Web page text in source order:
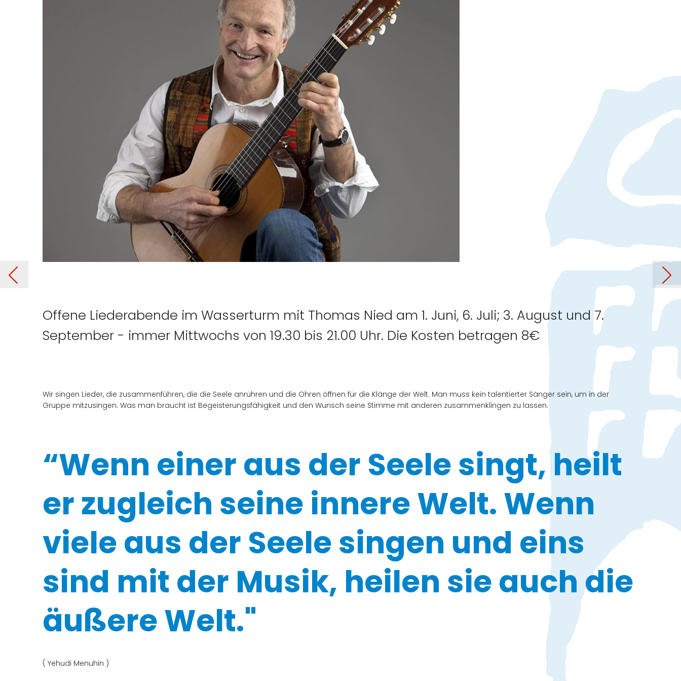
Offene Liederabende im Wasserturm mit Thomas Nied am 1. Juni, 6. Juli; 3. August und 7.
September - immer Mittwochs von 19.30 bis 21.00 Uhr. Die Kosten betragen 8€
Wir singen Lieder, die zusammenführen, die die Seele anrühren und die Ohren öffnen für die Klänge der Welt. Man muss kein talentierter Sänger sein, um in der
Gruppe mitzusingen. Was man braucht ist Begeisterungsfähigkeit und den Wunsch seine Stimme mit anderen zusammenklingen zu lassen.
“Wenn einer aus der Seele singt, heilt
er zugleich seine innere Welt. Wenn
viele aus der Seele singen und eins
sind mit der Musik, heilen sie auch die
äußere Welt."
( Yehudi Menuhin )
Vorheriger Beitrag: Konzert „Boxhead“